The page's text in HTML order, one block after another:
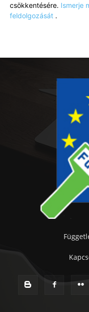
csökkentésére. Ismerje
feldolgozását .